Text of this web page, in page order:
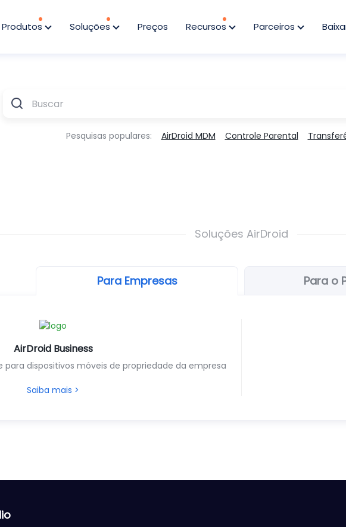
Produtos Soluções Preços Recursos Parceiros
Pesquisas populares: AirDroid MDM Controle Parental
Soluções AirDroid
Para Empresas Para o
AirDroid Business
dispositivos móveis de propriedade da empresa
Saiba mais >